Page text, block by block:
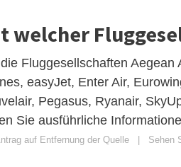
welcher
Fluggesellschaften
easyJet, Enter Air,
Pegasus, Ryanair,
Sie ausführliche
auf Entfernung der Quelle Sehen